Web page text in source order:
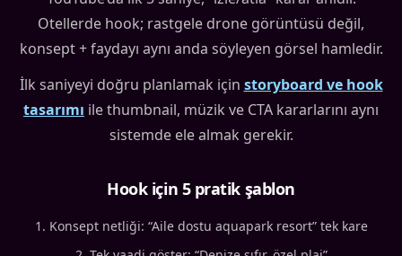
Otellerde hook; rastgele drone görüntüsü değil,
konsept + faydayı aynı anda söyleyen görsel hamledir.
İlk saniyeyi doğru planlamak için storyboard ve hook
tasarımı ile thumbnail, müzik ve CTA kararlarını aynı
sistemde ele almak gerekir.
Hook için 5 pratik şablon
Konsept netliği: “Aile dostu aquapark resort” tek kare